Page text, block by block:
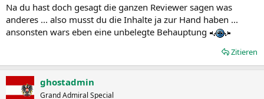
Na du hast doch gesagt die ganzen Reviewer sagen was
anderes ... also musst du die Inhalte ja zur Hand haben ...
ansonsten wars eben eine unbelegte Behauptung
Zitieren
ghostadmin
Grand Admiral Special